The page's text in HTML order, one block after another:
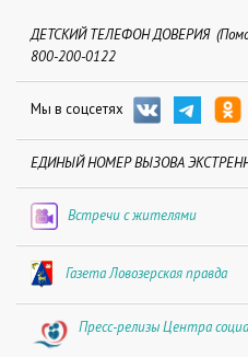
ДЕТСКИЙ ТЕЛЕФОН ДОВЕРИЯ
800-200-0122
Мы в соцсетях
ЕДИНЫЙ НОМЕР ВЫЗОВА
Встречи с жителями
Газета Ловозерская правда
Пресс-релизы Центра